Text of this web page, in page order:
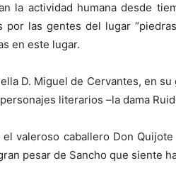
la actividad humana desde
las gentes del lugar
en este lugar.
D. Miguel de Cervantes, en
literarios –la dama
valeroso caballero Don
pesar de Sancho que siente